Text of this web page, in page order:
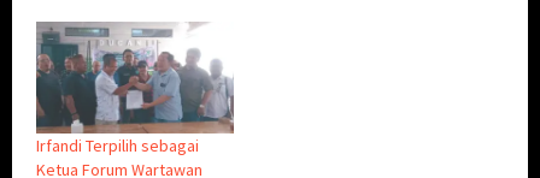
Irfandi Terpilih sebagai
Ketua Forum Wartawan